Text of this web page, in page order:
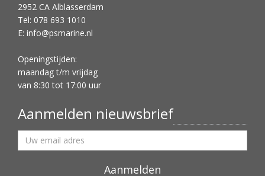
2952 CA Alblasserdam
Tel: 078 693 1010
E: info@psmarine.nl
Openingstijden:
maandag t/m vrijdag
van 8:30 tot 17:00 uur
Aanmelden nieuwsbrief